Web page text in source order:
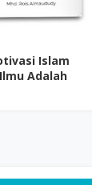
Islam
Adalah